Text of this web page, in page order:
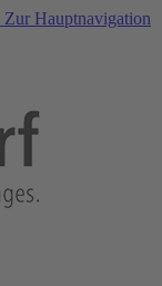
Zur Hauptnavigation